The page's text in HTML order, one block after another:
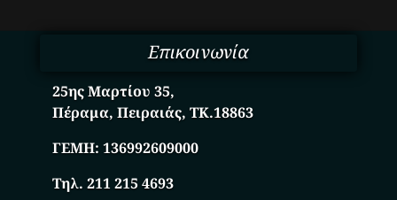
Επικοινωνία
25ης Μαρτίου 35,
Πέραμα, Πειραιάς, ΤΚ.18863
ΓΕΜΗ:136992609000
Τηλ. 211 215 4693